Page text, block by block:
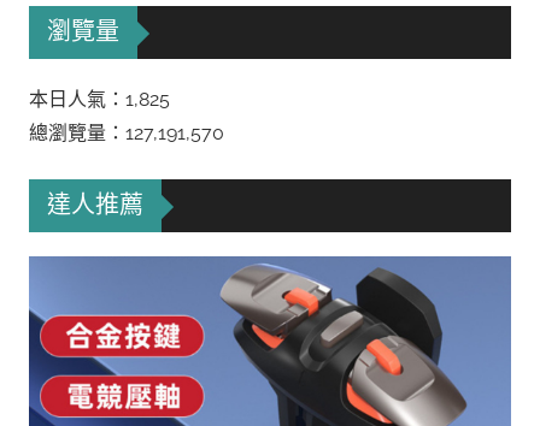
瀏覽量
本日人氣：1,825
總瀏覽量：127,191,570
達人推薦